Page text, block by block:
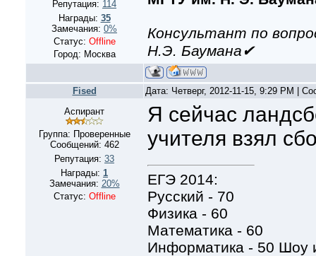
Репутация: 114
Награды: 35
Замечания: 0%
Статус: Offline
Город: Москва
Консультант по
Н.Э. Баумана✔
Fised
Дата: Четверг, 2012-11-15, 9:29 PM |
Аспирант
Группа: Проверенные
Сообщений: 462
Репутация: 33
Награды: 1
Замечания: 20%
Статус: Offline
Я сейчас
учителя взял
ЕГЭ 2014:
Русский - 70
Физика - 60
Математика - 60
Информатика - 50 Шоу